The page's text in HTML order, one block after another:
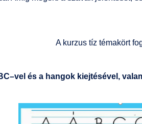
A kurzus tíz témakört
és a hangok kiejtésével,